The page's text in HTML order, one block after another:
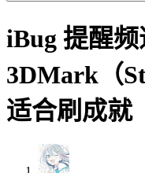
iBug 提醒
3DMark（
适合刷成就